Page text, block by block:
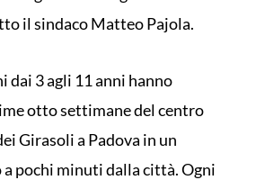
il sindaco Matteo Pajola.
dai 3 agli 11 anni hanno
otto settimane del centro
Girasoli a Padova in un
pochi minuti dalla città. Ogni